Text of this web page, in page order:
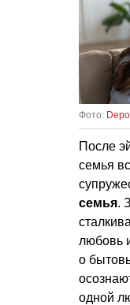
Фото:
После
семья
семья.
любовь
о
одной